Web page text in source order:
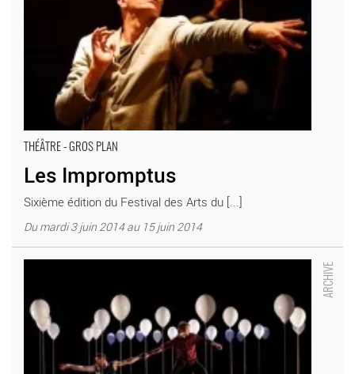
THÉÂTRE - GROS PLAN
Les Impromptus
Sixième édition du Festival des Arts du [...]
Du mardi 3 juin 2014 au 15 juin 2014